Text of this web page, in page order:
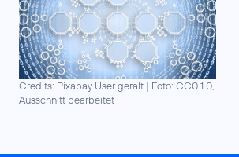
Credits: Pixabay User geralt | Foto: CC0 1.0,
Ausschnitt bearbeitet